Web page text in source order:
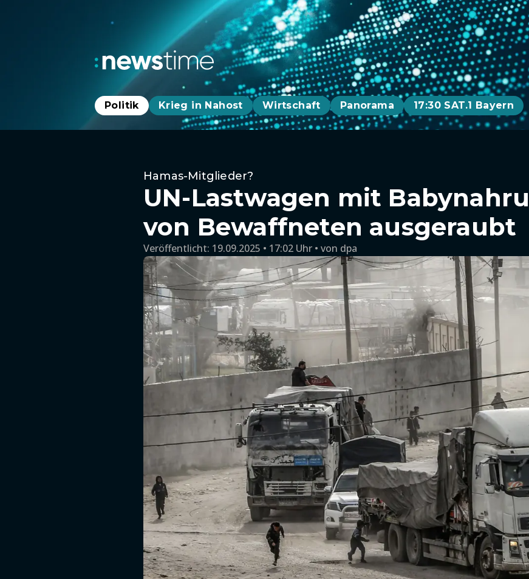
Politik Krieg in Nahost Wirtschaft Panorama 17:30 SAT.1 Bayern
Hamas-Mitglieder?
UN-Lastwagen mit
von Bewaffneten ausgeraubt
Veröffentlicht: 19.09.2025 • 17:02 Uhr von dpa